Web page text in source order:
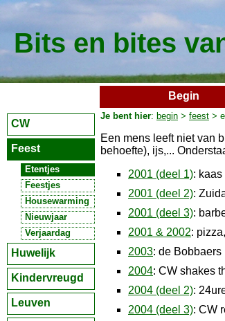
Bits en bites
Begin
CW
Feest
Etentjes
Feestjes
Housewarming
Nieuwjaar
Verjaardag
Huwelijk
Kindervreugd
Leuven
Je bent hier: begin > feest >
Een mens leeft niet van
behoefte), ijs,...
2001 (deel 1):
2001 (deel 2):
2001 (deel 3):
2001 & 2002:
2003: de
2004: CW shakes
2004 (deel 2):
2004 (deel 3): CW